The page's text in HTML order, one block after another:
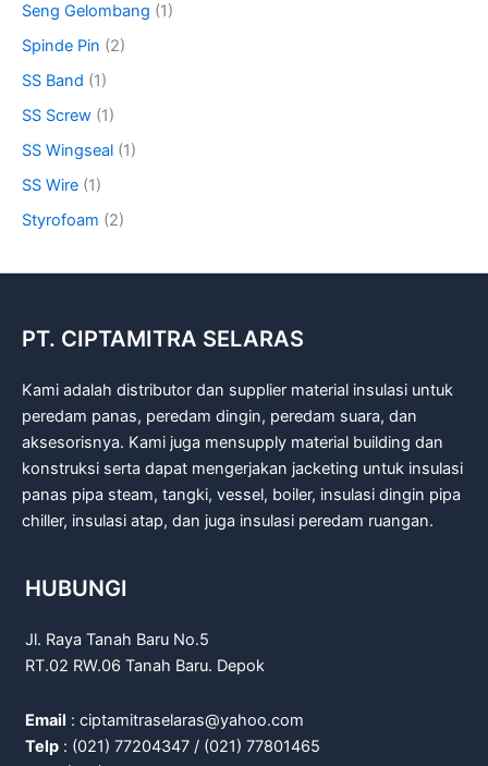
Seng Gelombang (1)
Spinde Pin (2)
SS Band (1)
SS Screw (1)
SS Wingseal (1)
SS Wire (1)
Styrofoam (2)
PT. CIPTAMITRA SELARAS
Kami adalah distributor dan supplier material insulasi untuk
peredam panas, peredam dingin, peredam suara, dan
aksesorisnya. Kami juga mensupply material building dan
konstruksi serta dapat mengerjakan jacketing untuk insulasi
panas pipa steam, tangki, vessel, boiler, insulasi dingin pipa
chiller, insulasi atap, dan juga insulasi peredam ruangan.
HUBUNGI
Jl. Raya Tanah Baru No.5
RT.02 RW.06 Tanah Baru. Depok
Email : ciptamitraselaras@yahoo.com
Telp : (021) 77204347 / (021) 77801465